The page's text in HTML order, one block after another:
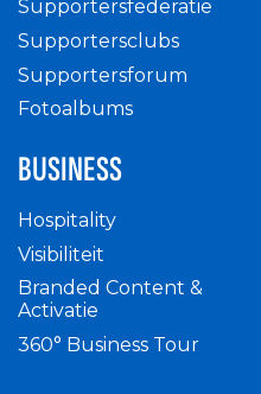
Supportersfederatie
Supportersclubs
Supportersforum
Fotoalbums
BUSINESS
Hospitality
Visibiliteit
Branded Content &
Activatie
360° Business Tour